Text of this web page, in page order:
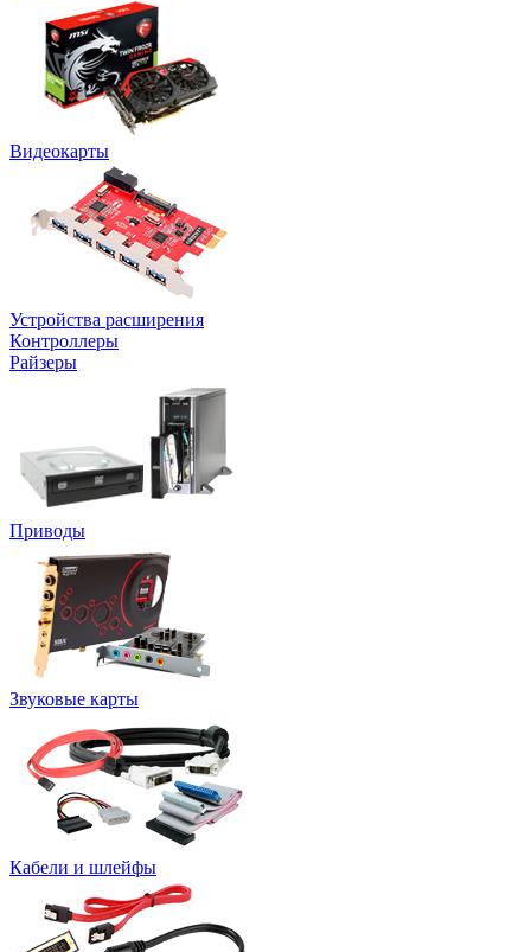
Видеокарты
Устройства расширения
Контроллеры
Райзеры
Приводы
Звуковые карты
Кабели и шлейфы